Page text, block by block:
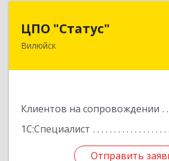
ЦПО "Статус"
Вилюйск
Клиентов на сопровождении
1С:Специалист
Отправить
677000, Саха /Якутия/ Респ,
Отправить